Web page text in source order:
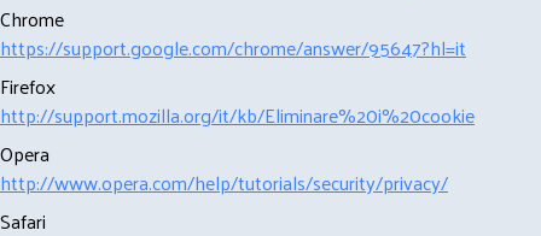
Chrome
https://support.google.com/chrome/answer/95647?hl=it
Firefox
http://support.mozilla.org/it/kb/Eliminare%20i%20cookie
Opera
http://www.opera.com/help/tutorials/security/privacy/
Safari